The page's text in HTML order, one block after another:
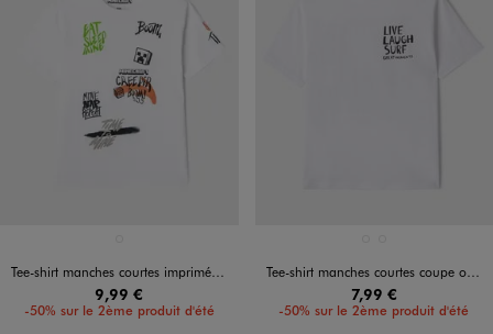
Tee-shirt manches courtes imprimé façon graffiti garçon - Minecraft
9,99 €
-50% sur le 2ème produit d'été
Tee-shirt manches courtes coupe oversize motif surf garçon
7,99 €
-50% sur le 2ème produit d'été